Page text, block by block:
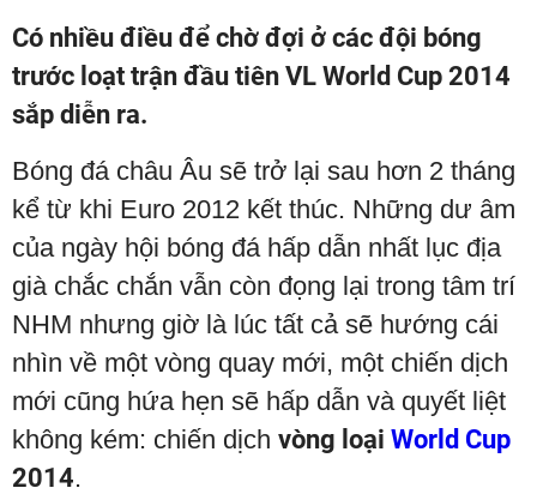
Có nhiều điều để chờ đợi ở các đội bóng
trước loạt trận đầu tiên VL World Cup 2014
sắp diễn ra.
Bóng đá châu Âu sẽ trở lại sau hơn 2 tháng
kể từ khi Euro 2012 kết thúc. Những dư âm
của ngày hội bóng đá hấp dẫn nhất lục địa
già chắc chắn vẫn còn đọng lại trong tâm trí
NHM nhưng giờ là lúc tất cả sẽ hướng cái
nhìn về một vòng quay mới, một chiến dịch
mới cũng hứa hẹn sẽ hấp dẫn và quyết liệt
không kém: chiến dịch vòng loại World Cup
2014.